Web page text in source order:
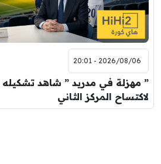
2026/08/06 - 20:01
” مهزلة في مدريد ” شاهد تشكيله
لاكتساح المركز الثاني